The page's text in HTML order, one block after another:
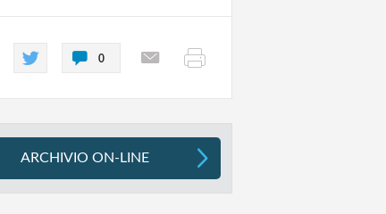
0
ARCHIVIO ON-LINE